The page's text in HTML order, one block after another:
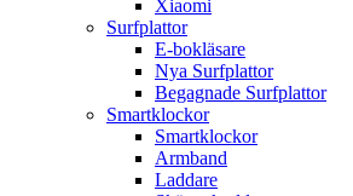
Xiaomi
Surfplattor
E-bokläsare
Nya Surfplattor
Begagnade Surfplattor
Smartklockor
Smartklockor
Armband
Laddare